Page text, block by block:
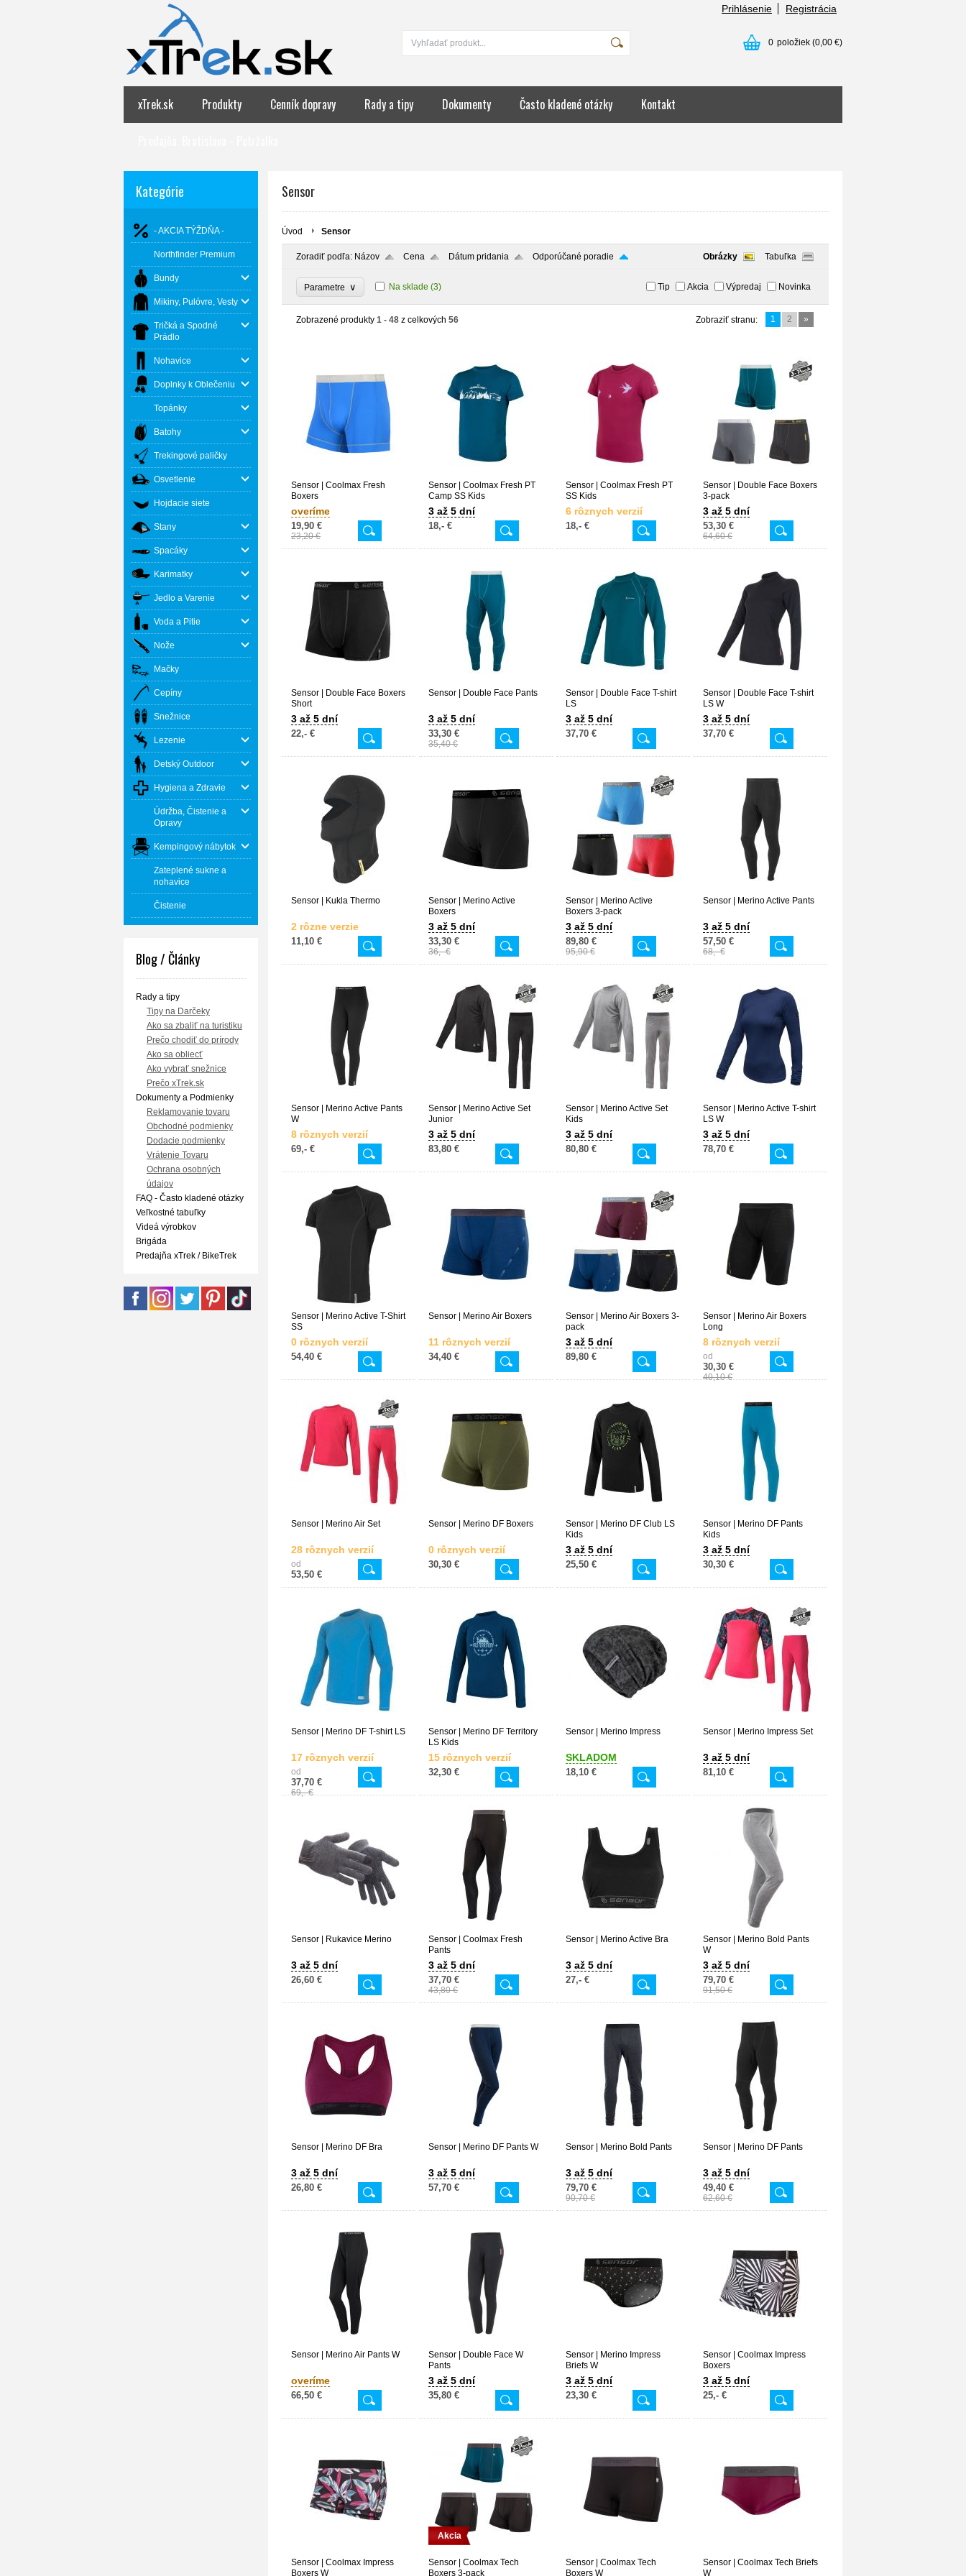
Prihlásenie Registrácia
0 položiek (0,00 €)
xTrek.sk Produkty Cenník dopravy Rady a tipy Dokumenty Často kladené otázky Kontakt
Kategórie
- AKCIA TÝŽDŇA -
Northfinder Premium
Bundy
Mikiny, Pulóvre, Vesty
Tričká a Spodné
Prádlo
Nohavice
Doplnky k Oblečeniu
Topánky
Batohy
Trekingové paličky
Osvetlenie
Hojdacie siete
Stany
Spacáky
Karimatky
Jedlo a Varenie
Voda a Pitie
Nože
Mačky
Cepíny
Snežnice
Lezenie
Detský Outdoor
Hygiena a Zdravie
Údržba, Čistenie a
Opravy
Kempingový nábytok
Zateplené sukne a
nohavice
Čistenie
Blog / Články
Rady a tipy
Tipy na Darčeky
Ako sa zbaliť na turistiku
Prečo chodiť do prírody
Ako sa obliecť
Ako vybrať snežnice
Prečo xTrek.sk
Dokumenty a Podmienky
Reklamovanie tovaru
Obchodné podmienky
Dodacie podmienky
Vrátenie Tovaru
Ochrana osobných
údajov
FAQ - Často kladené otázky
Veľkostné tabuľky
Videá výrobkov
Brigáda
Predajňa xTrek / BikeTrek
Sensor
Úvod Sensor
Zoradiť podľa: Názov Cena Dátum pridania Odporúčané poradie Obrázky Tabuľka
Parametre ∨ Na sklade (3) Tip Akcia Výpredaj Novinka
Zobrazené produkty 1 - 48 z celkových 56 Zobraziť stranu: 1 2 »
Sensor | Coolmax Fresh
Boxers
overíme
19,90 €
23,20 €
Sensor | Coolmax Fresh PT
Camp SS Kids
3 až 5 dní
18,- €
Sensor | Coolmax Fresh PT
SS Kids
6 rôznych verzií
18,- €
Sensor | Double Face Boxers
3-pack
3 až 5 dní
53,30 €
64,60 €
Sensor | Double Face Boxers
Short
3 až 5 dní
22,- €
Sensor | Double Face Pants
3 až 5 dní
33,30 €
35,40 €
Sensor | Double Face T-shirt
LS
3 až 5 dní
37,70 €
Sensor | Double Face T-shirt
LS W
3 až 5 dní
37,70 €
Sensor | Kukla Thermo
2 rôzne verzie
11,10 €
Sensor | Merino Active
Boxers
3 až 5 dní
33,30 €
36,- €
Sensor | Merino Active
Boxers 3-pack
3 až 5 dní
89,80 €
95,90 €
Sensor | Merino Active Pants
3 až 5 dní
57,50 €
68,- €
Sensor | Merino Active Pants
W
8 rôznych verzií
69,- €
Sensor | Merino Active Set
Junior
3 až 5 dní
83,80 €
Sensor | Merino Active Set
Kids
3 až 5 dní
80,80 €
Sensor | Merino Active T-shirt
LS W
3 až 5 dní
78,70 €
Sensor | Merino Active T-Shirt
SS
0 rôznych verzií
54,40 €
Sensor | Merino Air Boxers
11 rôznych verzií
34,40 €
Sensor | Merino Air Boxers 3-
pack
3 až 5 dní
89,80 €
Sensor | Merino Air Boxers
Long
8 rôznych verzií
od
30,30 €
40,10 €
Sensor | Merino Air Set
28 rôznych verzií
od
53,50 €
Sensor | Merino DF Boxers
0 rôznych verzií
30,30 €
Sensor | Merino DF Club LS
Kids
3 až 5 dní
25,50 €
Sensor | Merino DF Pants
Kids
3 až 5 dní
30,30 €
Sensor | Merino DF T-shirt LS
17 rôznych verzií
od
37,70 €
69,- €
Sensor | Merino DF Territory
LS Kids
15 rôznych verzií
32,30 €
Sensor | Merino Impress
SKLADOM
18,10 €
Sensor | Merino Impress Set
3 až 5 dní
81,10 €
Sensor | Rukavice Merino
3 až 5 dní
26,60 €
Sensor | Coolmax Fresh
Pants
3 až 5 dní
37,70 €
43,80 €
Sensor | Merino Active Bra
3 až 5 dní
27,- €
Sensor | Merino Bold Pants
W
3 až 5 dní
79,70 €
91,50 €
Sensor | Merino DF Bra
3 až 5 dní
26,80 €
Sensor | Merino DF Pants W
3 až 5 dní
57,70 €
Sensor | Merino Bold Pants
3 až 5 dní
79,70 €
90,70 €
Sensor | Merino DF Pants
3 až 5 dní
49,40 €
62,60 €
Sensor | Merino Air Pants W
overíme
66,50 €
Sensor | Double Face W
Pants
3 až 5 dní
35,80 €
Sensor | Merino Impress
Briefs W
3 až 5 dní
23,30 €
Sensor | Coolmax Impress
Boxers
3 až 5 dní
25,- €
Sensor | Coolmax Impress
Boxers W
Akcia
Sensor | Coolmax Tech
Boxers 3-pack
Sensor | Coolmax Tech
Boxers W
Sensor | Coolmax Tech Briefs
W